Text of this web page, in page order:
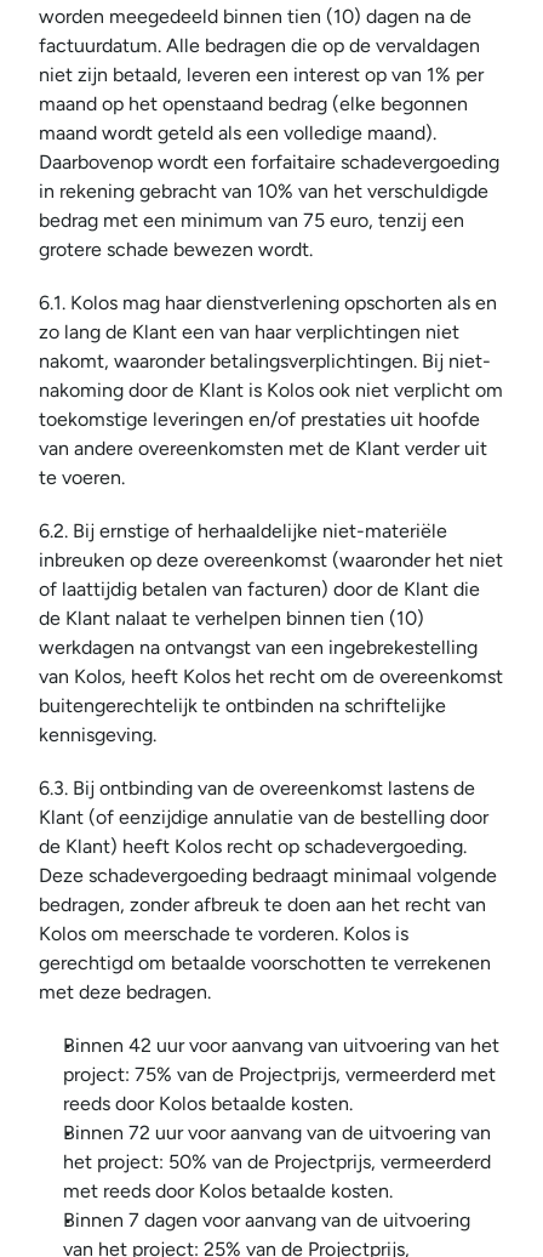
worden meegedeeld binnen tien (10) dagen na de
factuurdatum. Alle bedragen die op de vervaldagen
niet zijn betaald, leveren een interest op van 1% per
maand op het openstaand bedrag (elke begonnen
maand wordt geteld als een volledige maand).
Daarbovenop wordt een forfaitaire schadevergoeding
in rekening gebracht van 10% van het verschuldigde
bedrag met een minimum van 75 euro, tenzij een
grotere schade bewezen wordt.
6.1. Kolos mag haar dienstverlening opschorten als en
zo lang de Klant een van haar verplichtingen niet
nakomt, waaronder betalingsverplichtingen. Bij niet-
nakoming door de Klant is Kolos ook niet verplicht om
toekomstige leveringen en/of prestaties uit hoofde
van andere overeenkomsten met de Klant verder uit
te voeren.
6.2. Bij ernstige of herhaaldelijke niet-materiële
inbreuken op deze overeenkomst (waaronder het niet
of laattijdig betalen van facturen) door de Klant die
de Klant nalaat te verhelpen binnen tien (10)
werkdagen na ontvangst van een ingebrekestelling
van Kolos, heeft Kolos het recht om de overeenkomst
buitengerechtelijk te ontbinden na schriftelijke
kennisgeving.
6.3. Bij ontbinding van de overeenkomst lastens de
Klant (of eenzijdige annulatie van de bestelling door
de Klant) heeft Kolos recht op schadevergoeding.
Deze schadevergoeding bedraagt minimaal volgende
bedragen, zonder afbreuk te doen aan het recht van
Kolos om meerschade te vorderen. Kolos is
gerechtigd om betaalde voorschotten te verrekenen
met deze bedragen.
Binnen 42 uur voor aanvang van uitvoering van het
project: 75% van de Projectprijs, vermeerderd met
reeds door Kolos betaalde kosten.
Binnen 72 uur voor aanvang van de uitvoering van
het project: 50% van de Projectprijs, vermeerderd
met reeds door Kolos betaalde kosten.
Binnen 7 dagen voor aanvang van de uitvoering
van het project: 25% van de Projectprijs,